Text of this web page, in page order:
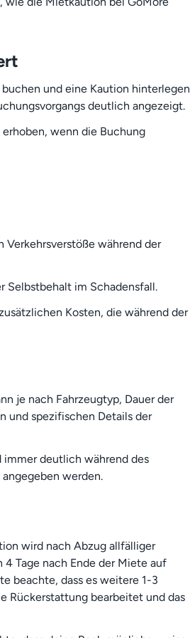
und eine Kaution hinterlegen
deutlich angezeigt.
wenn die Buchung
Verkehrsverstöße während der
Selbstbehalt im Schadensfall.
Kosten, die während der
je nach Fahrzeugtyp, Dauer der
und spezifischen Details der
immer deutlich während des
werden.
wird nach Abzug allfälliger
Tage nach Ende der Miete auf
beachte, dass es weitere 1-3
Rückerstattung bearbeitet und das